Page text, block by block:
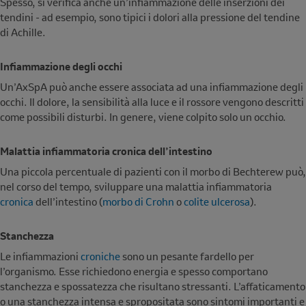
tendini - ad esempio, sono tipici i dolori alla pressione del tendine
di Achille.
Infiammazione degli occhi
Un’AxSpA può anche essere associata ad una infiammazione degli
occhi. Il dolore, la sensibilità alla luce e il rossore vengono descritti
come possibili disturbi. In genere, viene colpito solo un occhio.
Malattia infiammatoria cronica dell’intestino
Una piccola percentuale di pazienti con il morbo di Bechterew può,
nel corso del tempo, sviluppare una malattia infiammatoria
cronica dell’intestino (morbo di Crohn ocolite ulcerosa).
Stanchezza
Le infiammazioni croniche sono un pesante fardello per
l’organismo. Esse richiedono energia e spesso comportano
stanchezza e spossatezza che risultano stressanti. L’affaticamento
o una stanchezza intensa e spropositata sono sintomi importanti e